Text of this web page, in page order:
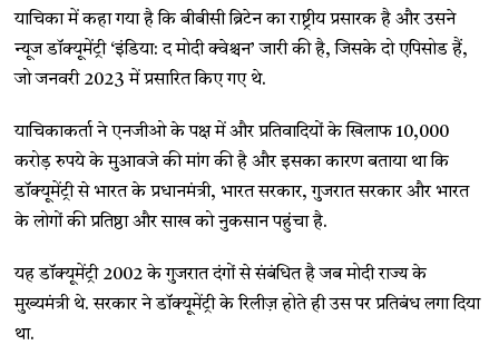
याचिका में कहा गया है कि बीबीसी ब्रिटेन का राष्ट्रीय प्रसारक है और उसने
न्यूज डॉक्यूमेंट्री ‘इंडिया: द मोदी क्वेश्चन’ जारी की है, जिसके दो एपिसोड हैं,
जो जनवरी 2023 में प्रसारित किए गए थे.
याचिकाकर्ता ने एनजीओ के पक्ष में और प्रतिवादियों के खिलाफ 10,000
करोड़ रुपये के मुआवजे की मांग की है और इसका कारण बताया था कि
डॉक्यूमेंट्री से भारत के प्रधानमंत्री, भारत सरकार, गुजरात सरकार और भारत
के लोगों की प्रतिष्ठा और साख को नुकसान पहुंचा है.
यह डॉक्यूमेंट्री 2002 के गुजरात दंगों से संबंधित है जब मोदी राज्य के
मुख्यमंत्री थे. सरकार ने डॉक्यूमेंट्री के रिलीज़ होते ही उस पर प्रतिबंध लगा दिया
था.